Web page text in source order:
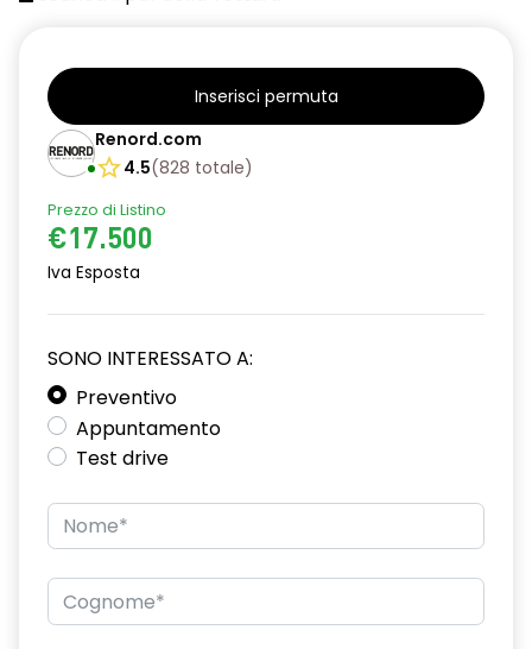
Alzacristalli elettrici posteriori
Barre tetto modulari nere
Bracciolo anteriore con vano portaoggetti
Chiave pieghevole a 3 pulsanti
Distance warning avviso distanza di sicurezza
Driver display con schermo TFT da 3,5''
Eco Mode
compatibile 2G/3G o 4G/5G in base al veicolo
Firma luminosa pixelata con fari full LED
HARM03
Inserisci permuta
Renord.com
4.5(828 totale)
Prezzo di Listino
€17.500
Iva Esposta
SONO INTERESSATO A:
Preventivo
Appuntamento
Test drive